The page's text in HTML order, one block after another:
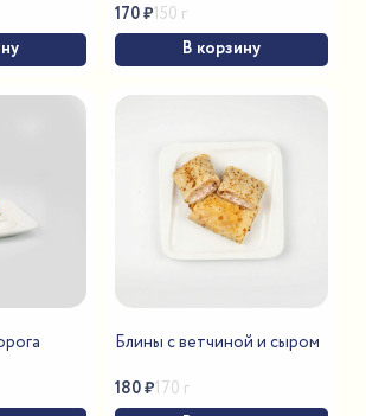
170₽150 г
В корзину
Блины с ветчиной и сыром
180₽170 г